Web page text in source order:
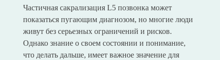
Частичная сакрализация L5 позвонка может
показаться пугающим диагнозом, но многие люди
живут без серьезных ограничений и рисков.
Однако знание о своем состоянии и понимание,
что делать дальше, имеет важное значение для